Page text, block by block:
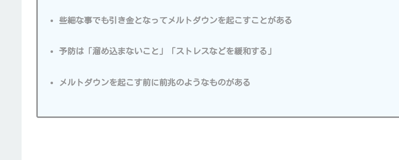
些細な事でも引き金となってメルトダウンを起こすことがある
予防は「溜め込まないこと」「ストレスなどを緩和する」
メルトダウンを起こす前に前兆のようなものがある